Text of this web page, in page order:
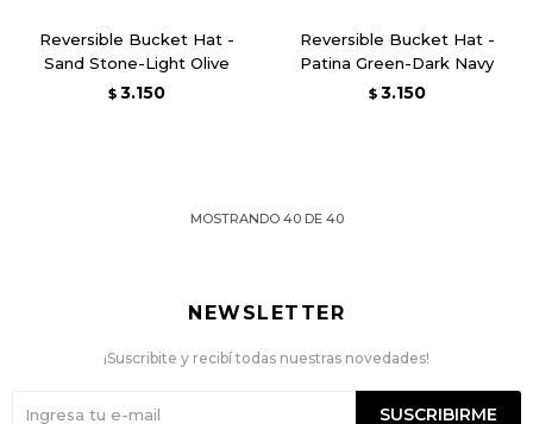
Reversible Bucket Hat -
Sand Stone-Light Olive
$ 3.150
Reversible Bucket Hat -
Patina Green-Dark Navy
$ 3.150
MOSTRANDO 40DE 40
NEWSLETTER
¡Suscribite y recibí todas nuestras novedades!
SUSCRIBIRME